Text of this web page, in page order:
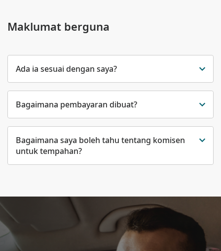
Maklumat berguna
Ada ia sesuai dengan saya?
Bagaimana pembayaran dibuat?
Bagaimana saya boleh tahu tentang komisen
untuk tempahan?